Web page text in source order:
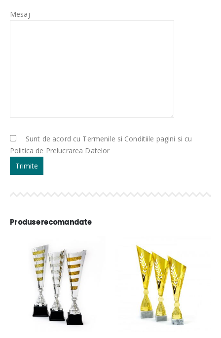
Mesaj
Sunt de acord cu Termenile si Conditiile pagini si cu
Politica de Prelucrarea Datelor
Produse recomandate